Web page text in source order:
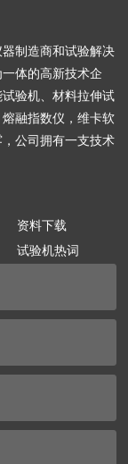
制造商和试验解决
体的高新技术企
验机、材料拉伸试
融指数仪，维卡软
公司拥有一支技术
资料下载
试验机热词